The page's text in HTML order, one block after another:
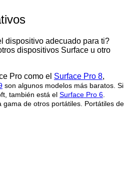
dispositivo adecuado para ti?
dispositivos Surface u otro
Pro como el Surface Pro 8,
son algunos modelos más baratos. Si
también está el Surface Pro 6
de otros portátiles. Portátiles de